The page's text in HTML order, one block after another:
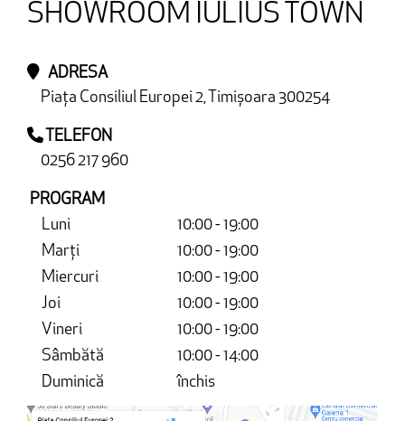
SHOWROOM IULIUS TOWN
ADRESA
Piața Consiliul Europei 2, Timișoara 300254
TELEFON
0256 217 960
PROGRAM
Luni
10:00 - 19:00
Marți
10:00 - 19:00
Miercuri
10:00 - 19:00
Joi
10:00 - 19:00
Vineri
10:00 - 19:00
Sâmbătă
10:00 - 14:00
Duminică
închis